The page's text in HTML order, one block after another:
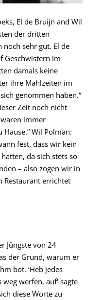
El de Bruijn and Wil
der dritten
sehr gut. El de
Geschwistern im
damals keine
ihre Mahlzeiten im
genommen haben.“
Zeit noch nicht
immer
Wil Polman:
fest, dass wir kein
da sich stets so
– also zogen wir in
Restaurant errichtet
Jüngste von 24
der Grund, warum er
bot. ‘Heb jedes
werfen, auf‘ sagte
diese Worte zu